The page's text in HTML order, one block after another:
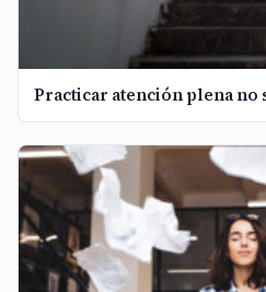
Practicar atención plena no